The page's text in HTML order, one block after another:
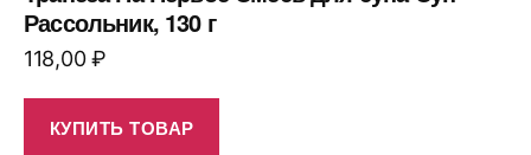
Рассольник, 130 г
118,00₽
КУПИТЬ ТОВАР